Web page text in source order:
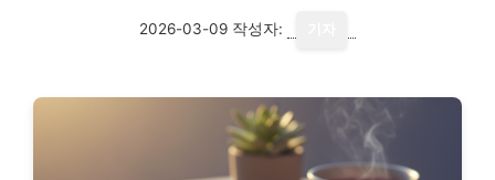
2026-03-09 작성자: